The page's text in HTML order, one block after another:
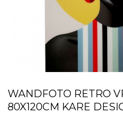
WANDFOTO RETRO
80X120CM KARE